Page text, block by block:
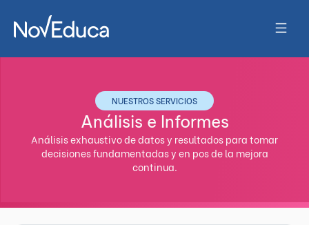
NUESTROS SERVICIOS
Análisis e Informes
Análisis exhaustivo de datos y resultados para tomar
decisiones fundamentadas y en pos de la mejora
continua.